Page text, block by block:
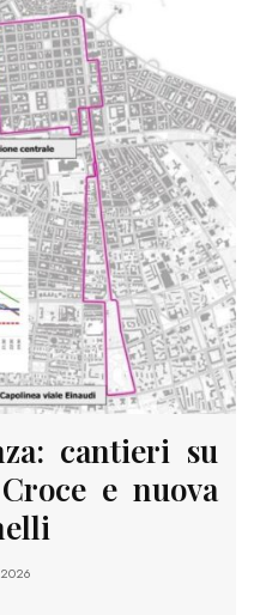
cantieri su
e nuova